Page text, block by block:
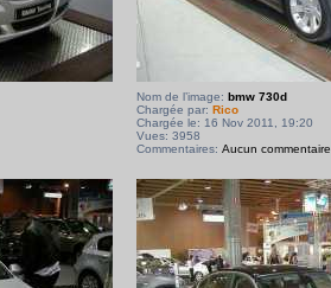
Nom de l’image: bmw 730d
Chargée par: Rico
Chargée le: 16 Nov 2011, 19:20
Vues: 3958
Commentaires: Aucun commentaire